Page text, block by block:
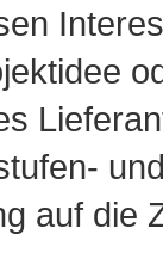
auf die